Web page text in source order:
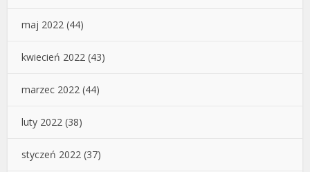
maj 2022 (44)
kwiecień 2022 (43)
marzec 2022 (44)
luty 2022 (38)
styczeń 2022 (37)